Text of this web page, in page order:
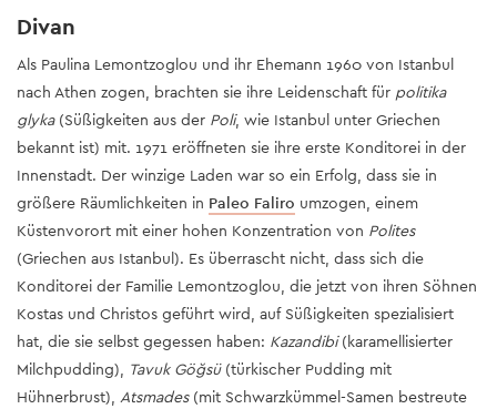
Divan
Als Paulina Lemontzoglou und ihr Ehemann 1960 von Istanbul
nach Athen zogen, brachten sie ihre Leidenschaft für politika
glyka(Süßigkeiten aus der Poli, wie Istanbul unter Griechen
bekannt ist) mit. 1971 eröffneten sie ihre erste Konditorei in der
Innenstadt. Der winzige Laden war so ein Erfolg, dass sie in
größere Räumlichkeiten in Paleo Faliro umzogen, einem
Küstenvorort mit einer hohen Konzentration von Polites
(Griechen aus Istanbul). Es überrascht nicht, dass sich die
Konditorei der Familie Lemontzoglou, die jetzt von ihren Söhnen
Kostas und Christos geführt wird, auf Süßigkeiten spezialisiert
hat, die sie selbst gegessen haben: Kazandibi(karamellisierter
Milchpudding), Tavuk Göğsü(türkischer Pudding mit
Hühnerbrust), Atsmades(mit Schwarzkümmel-Samen bestreute